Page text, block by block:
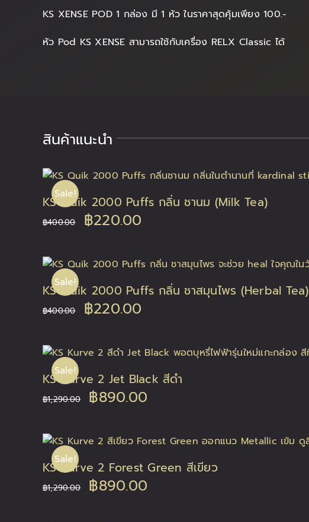
KS XENSE POD 1 กล่อง มี 1 หัว ในราคาสุดคุ้มเพียง 100.-
หัว Pod KS XENSE สามารถใช้กับเครื่อง RELX Classic ได้
สินค้าแนะนำ
Sale!
KS Quik 2000 Puffs กลิ่น ชานม (Milk Tea)
฿400.00
Original
was:
฿400.00.
฿220.00
is:
฿220.00.
Sale!
KS Quik 2000 Puffs กลิ่น ชาสมุนไพร (Herbal Tea)
฿400.00
Original
was:
฿400.00.
฿220.00
is:
฿220.00.
Sale!
KS Kurve 2 Jet Black สีดำ
฿1,290.00
Original
was:
฿1,290.00.
฿890.00
is:
฿890.00.
Sale!
KS Kurve 2 Forest Green สีเขียว
฿1,290.00
Original
฿890.00